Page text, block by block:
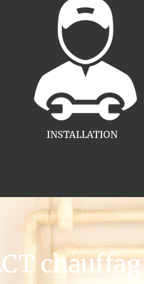
INSTALLATION